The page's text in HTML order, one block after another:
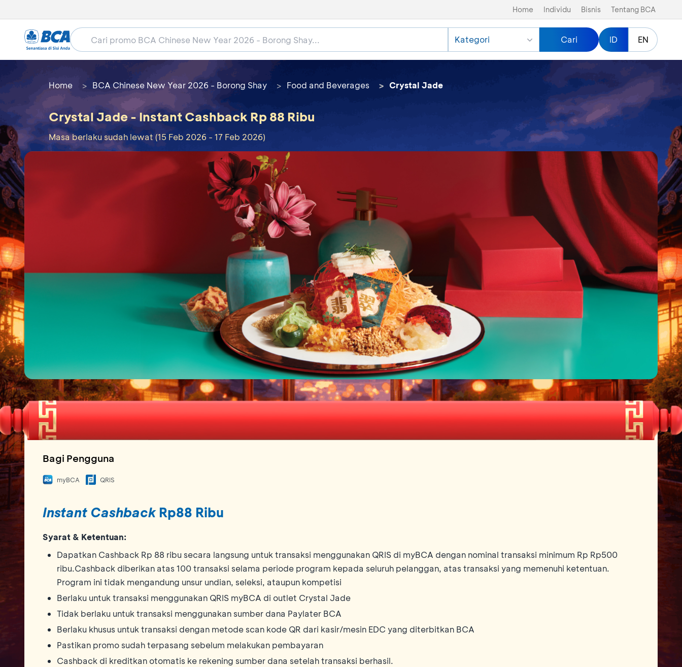
Home Individu Bisnis Tentang BCA
Kategori Cari ID EN
Home BCA Chinese New Year 2026 - Borong Shay Food and Beverages Crystal Jade
Crystal Jade - Instant Cashback Rp 88 Ribu
Masa berlaku sudah lewat (15 Feb 2026 - 17 Feb 2026)
Bagi Pengguna
myBCA QRIS
Instant Cashback Rp88 Ribu
Syarat & Ketentuan:
Dapatkan Cashback Rp 88 ribu secara langsung untuk transaksi menggunakan QRIS di myBCA dengan nominal transaksi minimum Rp Rp500
ribu.Cashback diberikan atas 100 transaksi selama periode program kepada seluruh pelanggan, atas transaksi yang memenuhi ketentuan.
Program ini tidak mengandung unsur undian, seleksi, ataupun kompetisi
Berlaku untuk transaksi menggunakan QRIS myBCA di outlet Crystal Jade
Tidak berlaku untuk transaksi menggunakan sumber dana Paylater BCA
Berlaku khusus untuk transaksi dengan metode scan kode QR dari kasir/mesin EDC yang diterbitkan BCA
Pastikan promo sudah terpasang sebelum melakukan pembayaran
Cashback di kreditkan otomatis ke rekening sumber dana setelah transaksi berhasil.